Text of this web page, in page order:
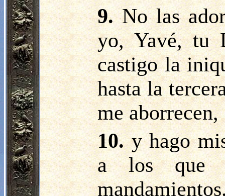
9.No las
yo, Yavé, tu
castigo la
hasta la
me aborrecen,
10.y hago
a los que